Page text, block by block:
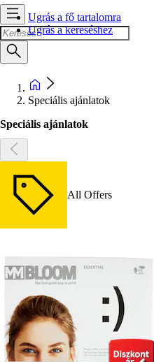
Ugrás a fő tartalomra
Ugrás a kereséshez
Speciális ajánlatok
Speciális ajánlatok
All Offers